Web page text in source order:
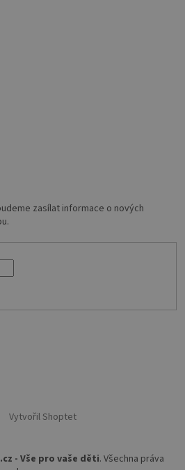
zasílat informace o nových
Vytvořil Shoptet
- Vše pro vaše děti. Všechna práva